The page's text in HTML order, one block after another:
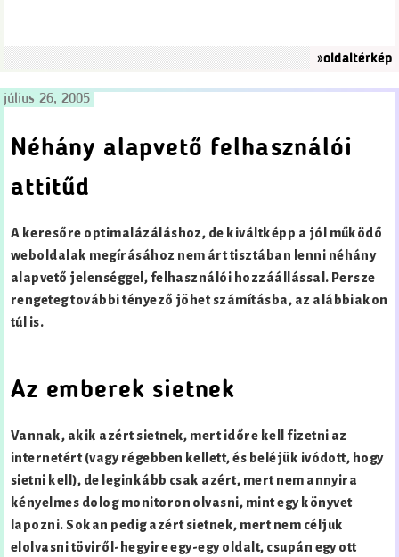
»oldaltérkép
július 26, 2005
Néhány alapvető felhasználói
attitűd
A keresőre optimalázáláshoz, de kiváltképp a jól működő
weboldalak megírásához nem árt tisztában lenni néhány
alapvető jelenséggel, felhasználói hozzáállással. Persze
rengeteg további tényező jöhet számításba, az alábbiakon
túl is.
Az emberek sietnek
Vannak, akik azért sietnek, mert időre kell fizetni az
internetért (vagy régebben kellett, és beléjük ivódott, hogy
sietni kell), de leginkább csak azért, mert nem annyira
kényelmes dolog monitoron olvasni, mint egy könyvet
lapozni. Sokan pedig azért sietnek, mert nem céljuk
elolvasni töviről-hegyire egy-egy oldalt, csupán egy ott